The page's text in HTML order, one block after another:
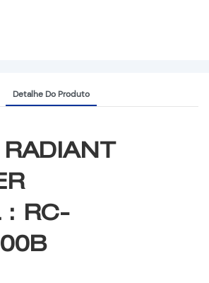
Detalhe Do Produto
: RC-